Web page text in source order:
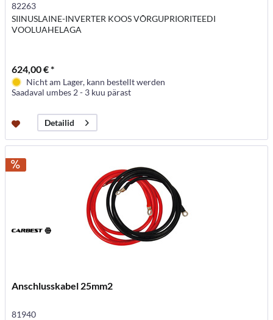
82263
SIINUSLAINE-INVERTER KOOS VÕRGUPRIORITEEDI
VOOLUAHELAGA
624,00 € *
Nicht am Lager, kann bestellt werden
Saadaval umbes 2 - 3 kuu pärast
Detailid
Anschlusskabel 25mm2
81940